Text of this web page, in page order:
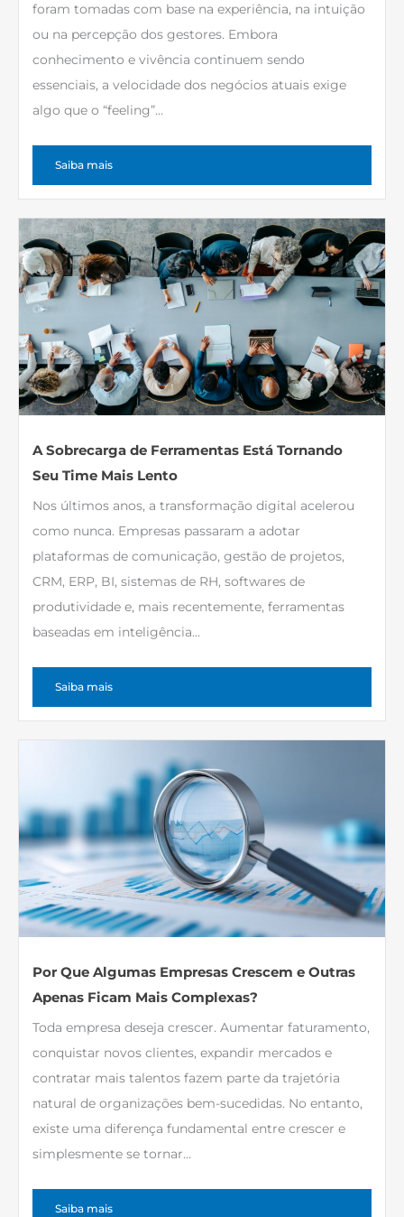
foram tomadas com base na experiência, na intuição
ou na percepção dos gestores. Embora
conhecimento e vivência continuem sendo
essenciais, a velocidade dos negócios atuais exige
algo que o “feeling”...
Saiba mais
A Sobrecarga de Ferramentas Está Tornando
Seu Time Mais Lento
Nos últimos anos, a transformação digital acelerou
como nunca. Empresas passaram a adotar
plataformas de comunicação, gestão de projetos,
CRM, ERP, BI, sistemas de RH, softwares de
produtividade e, mais recentemente, ferramentas
baseadas em inteligência...
Saiba mais
Por Que Algumas Empresas Crescem e Outras
Apenas Ficam Mais Complexas?
Toda empresa deseja crescer. Aumentar faturamento,
conquistar novos clientes, expandir mercados e
contratar mais talentos fazem parte da trajetória
natural de organizações bem-sucedidas. No entanto,
existe uma diferença fundamental entre crescer e
simplesmente se tornar...
Saiba mais